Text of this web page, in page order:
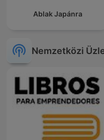
Ablak Japánra
Nemzetközi